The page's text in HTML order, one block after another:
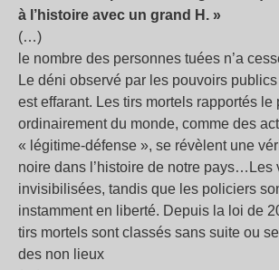
à l’histoire avec un grand H. »
(…)
le nombre des personnes tuées n’a
Le déni observé par les pouvoirs
est effarant. Les tirs mortels rapportés le
ordinairement du monde, comme des
« légitime-défense », se révèlent une
noire dans l’histoire de notre pays…Les
invisibilisées, tandis que les policiers
instamment en liberté. Depuis la loi de
tirs mortels sont classés sans suite ou
des non lieux